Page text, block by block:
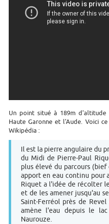
Un point situé à 189m
Haute Garonne et l'Aude. Voici
Wikipédia :
Il est la pierre angulaire du
du Midi de Pierre-Paul
plus élevé du parcours
apport en eau continu pour
Riquet a l'idée de récolter
et de les amener jusqu'au
Saint-Ferréol près de
amène l'eau depuis le
Naurouze.